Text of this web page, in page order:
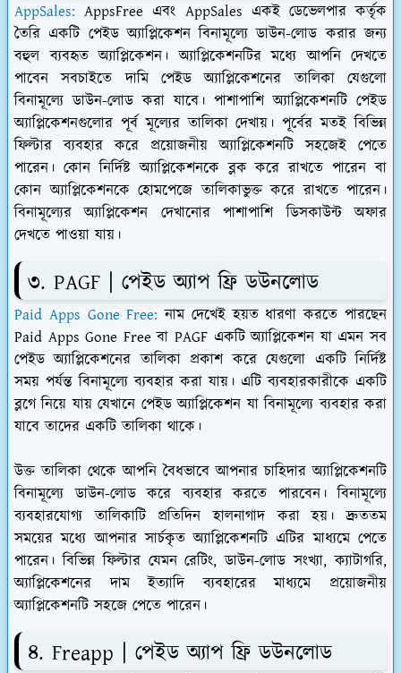
AppSales: AppsFree এবং AppSales একই ডেভেলপার কর্তৃক
তৈরি একটি পেইড অ্যাপ্লিকেশন বিনামূল্যে ডাউন-লোড করার জন্য
বহুল ব্যবহৃত অ্যাপ্লিকেশন। অ্যাপ্লিকেশনটির মধ্যে আপনি দেখতে
পাবেন সবচাইতে দামি পেইড অ্যাপ্লিকেশনের তালিকা যেগুলো
বিনামূল্যে ডাউন-লোড করা যাবে। পাশাপাশি অ্যাপ্লিকেশনটি পেইড
অ্যাপ্লিকেশনগুলোর পূর্ব মূল্যের তালিকা দেখায়। পূর্বের মতই বিভিন্ন
ফিল্টার ব্যবহার করে প্রয়োজনীয় অ্যাপ্লিকেশনটি সহজেই পেতে
পারেন। কোন নির্দিষ্ট অ্যাপ্লিকেশনকে ব্লক করে রাখতে পারেন বা
কোন অ্যাপ্লিকেশনকে হোমপেজে তালিকাভুক্ত করে রাখতে পারেন।
বিনামূল্যের অ্যাপ্লিকেশন দেখানোর পাশাপাশি ডিসকাউন্ট অফার
দেখতে পাওয়া যায়।
৩. PAGF | পেইড অ্যাপ ফ্রি ডউনলোড
Paid Apps Gone Free: নাম দেখেই হয়ত ধারণা করতে পারছেন
Paid Apps Gone Free বা PAGF একটি অ্যাপ্লিকেশন যা এমন সব
পেইড অ্যাপ্লিকেশনের তালিকা প্রকাশ করে যেগুলো একটি নির্দিষ্ট
সময় পর্যন্ত বিনামূল্যে ব্যবহার করা যায়। এটি ব্যবহারকারীকে একটি
ব্লগে নিয়ে যায় যেখানে পেইড অ্যাপ্লিকেশন যা বিনামূল্যে ব্যবহার করা
যাবে তাদের একটি তালিকা থাকে।
উক্ত তালিকা থেকে আপনি বৈধভাবে আপনার চাহিদার অ্যাপ্লিকেশনটি
বিনামূল্যে ডাউন-লোড করে ব্যবহার করতে পারবেন। বিনামূল্যে
ব্যবহারযোগ্য তালিকাটি প্রতিদিন হালনাগাদ করা হয়। দ্রুততম
সময়ের মধ্যে আপনার সার্চকৃত অ্যাপ্লিকেশনটি এটির মাধ্যমে পেতে
পারেন। বিভিন্ন ফিল্টার যেমন রেটিং, ডাউন-লোড সংখ্যা, ক্যাটাগরি,
অ্যাপ্লিকেশনের দাম ইত্যাদি ব্যবহারের মাধ্যমে প্রয়োজনীয়
অ্যাপ্লিকেশনটি সহজে পেতে পারেন।
৪. Freapp | পেইড অ্যাপ ফ্রি ডউনলোড